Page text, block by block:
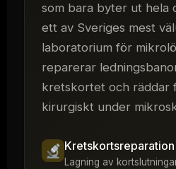
som bara byter ut hela
ett av Sveriges mest
laboratorium för
reparerar
kretskortet och räddar
kirurgiskt under
Kretskortsreparation
Lagning av